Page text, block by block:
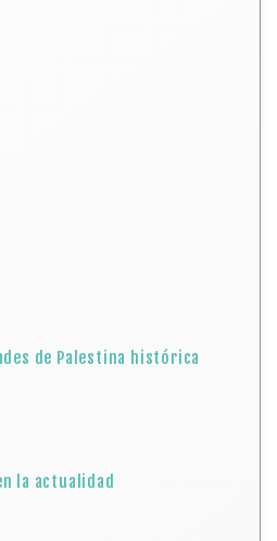
de Palestina histórica
la actualidad